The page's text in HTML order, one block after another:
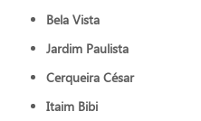
Bela Vista
Jardim Paulista
Cerqueira César
Itaim Bibi